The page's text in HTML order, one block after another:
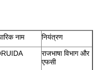
नाम
नियंत्रण
राजभाषा विभाग और
एफसी